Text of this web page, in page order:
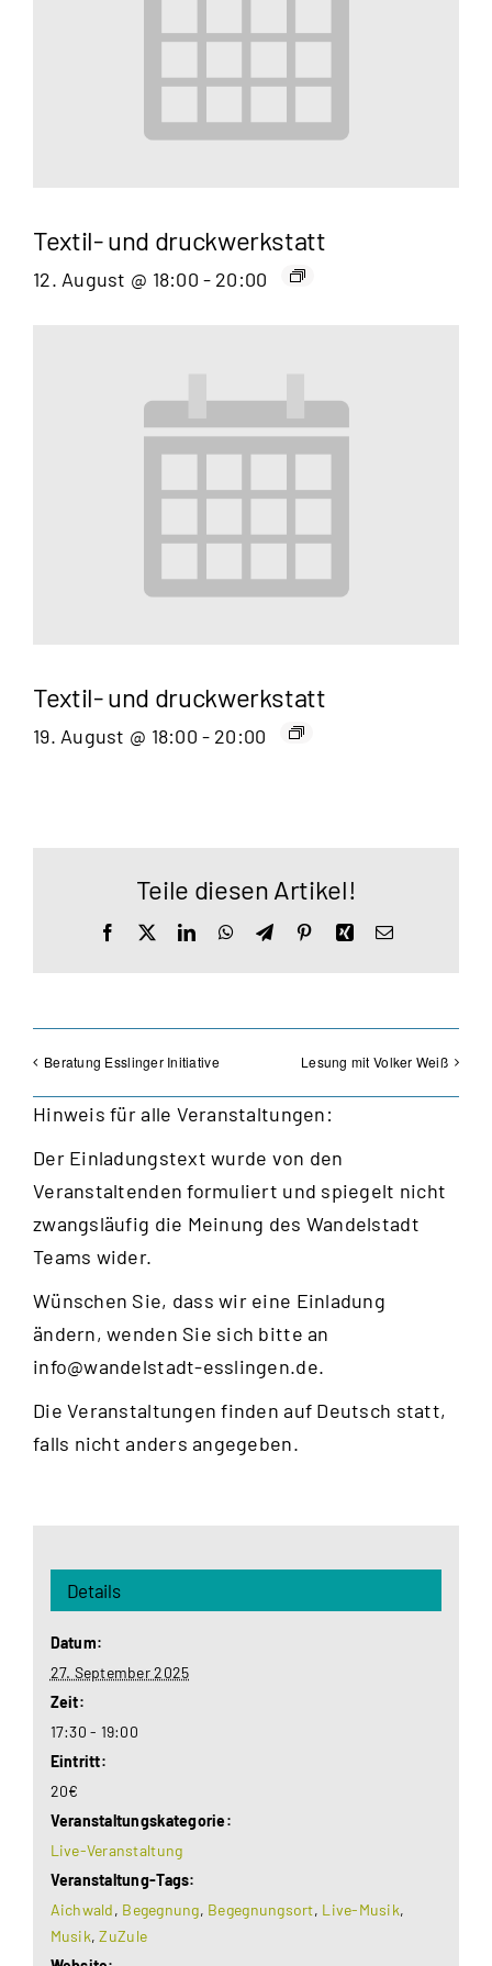
Textil- und druckwerkstatt
12. August @ 18:00 - 20:00
Textil- und druckwerkstatt
19. August @ 18:00 - 20:00
Teile diesen Artikel!
Facebook LinkedInWhatsApp
TelegramPinterestXingE-
Beratung Esslinger Initiative Lesung mit Volker Weiß
Hinweis für alle Veranstaltungen:
Der Einladungstext wurde von den
Veranstaltenden formuliert und spiegelt nicht
zwangsläufig die Meinung des Wandelstadt
Teams wider.
Wünschen Sie, dass wir eine Einladung
ändern, wenden Sie sich bitte an
info@wandelstadt-esslingen.de.
Die Veranstaltungen finden auf Deutsch statt,
falls nicht anders angegeben.
Details
Datum:
27. September 2025
Zeit:
17:30 - 19:00
Eintritt:
20€
Veranstaltungskategorie:
Live-Veranstaltung
Veranstaltung-Tags:
Aichwald, Begegnung, Begegnungsort, Live-Musik,
Musik,ZuZule